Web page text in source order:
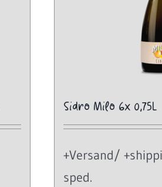
Sidro Milo 6x 0,75L
+Versand/
sped.